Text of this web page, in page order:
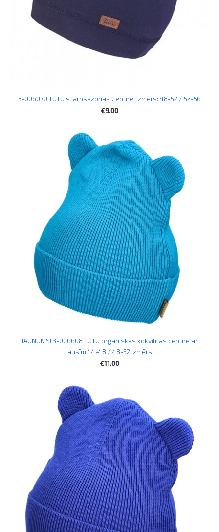
3-006070 TUTU starpsezonas Cepure: izmērs: 48-52 / 52-56
€9.00
JAUNUMS! 3-006608 TUTU organiskās kokvilnas cepure ar
ausīm 44-48 / 48-52 izmērs
€11.00